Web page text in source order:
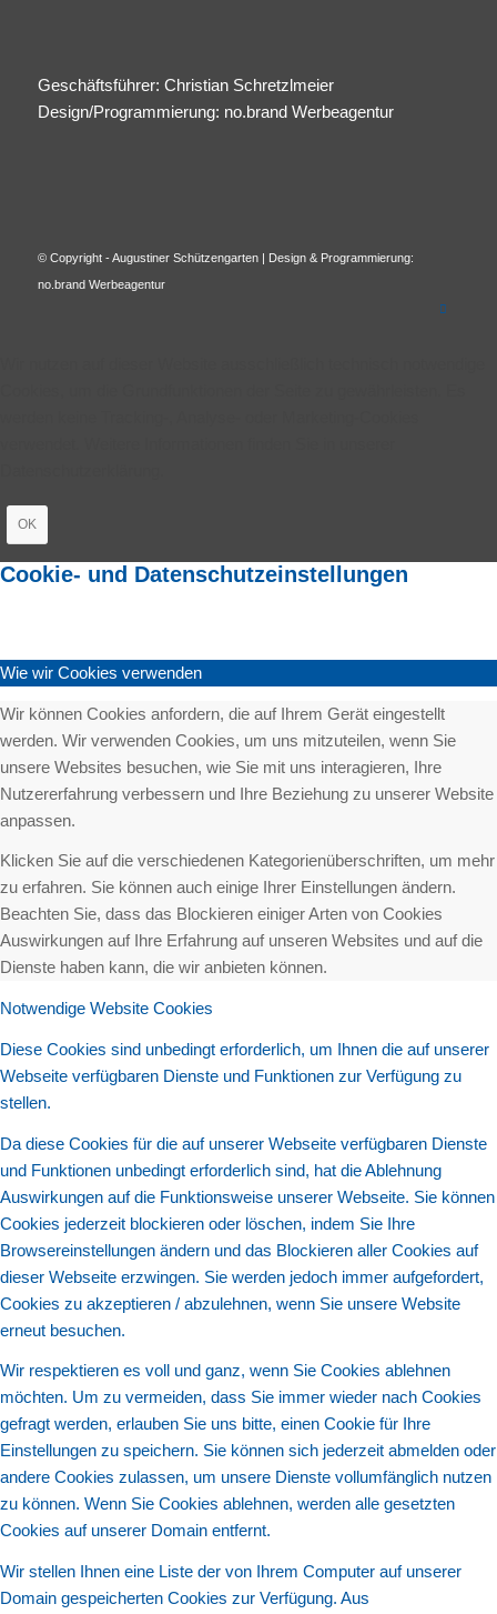
Geschäftsführer: Christian Schretzlmeier
Design/Programmierung: no.brand Werbeagentur
© Copyright - Augustiner Schützengarten | Design & Programmierung:
no.brand Werbeagentur
OK
Cookie- und Datenschutzeinstellungen
Wie wir Cookies verwenden
Wir können Cookies anfordern, die auf Ihrem Gerät eingestellt
werden. Wir verwenden Cookies, um uns mitzuteilen, wenn Sie
unsere Websites besuchen, wie Sie mit uns interagieren, Ihre
Nutzererfahrung verbessern und Ihre Beziehung zu unserer Website
anpassen.
Klicken Sie auf die verschiedenen Kategorienüberschriften, um mehr
zu erfahren. Sie können auch einige Ihrer Einstellungen ändern.
Beachten Sie, dass das Blockieren einiger Arten von Cookies
Auswirkungen auf Ihre Erfahrung auf unseren Websites und auf die
Dienste haben kann, die wir anbieten können.
Notwendige Website Cookies
Diese Cookies sind unbedingt erforderlich, um Ihnen die auf unserer
Webseite verfügbaren Dienste und Funktionen zur Verfügung zu
stellen.
Da diese Cookies für die auf unserer Webseite verfügbaren Dienste
und Funktionen unbedingt erforderlich sind, hat die Ablehnung
Auswirkungen auf die Funktionsweise unserer Webseite. Sie können
Cookies jederzeit blockieren oder löschen, indem Sie Ihre
Browsereinstellungen ändern und das Blockieren aller Cookies auf
dieser Webseite erzwingen. Sie werden jedoch immer aufgefordert,
Cookies zu akzeptieren / abzulehnen, wenn Sie unsere Website
erneut besuchen.
Wir respektieren es voll und ganz, wenn Sie Cookies ablehnen
möchten. Um zu vermeiden, dass Sie immer wieder nach Cookies
gefragt werden, erlauben Sie uns bitte, einen Cookie für Ihre
Einstellungen zu speichern. Sie können sich jederzeit abmelden oder
andere Cookies zulassen, um unsere Dienste vollumfänglich nutzen
zu können. Wenn Sie Cookies ablehnen, werden alle gesetzten
Cookies auf unserer Domain entfernt.
Wir stellen Ihnen eine Liste der von Ihrem Computer auf unserer
Domain gespeicherten Cookies zur Verfügung. Aus